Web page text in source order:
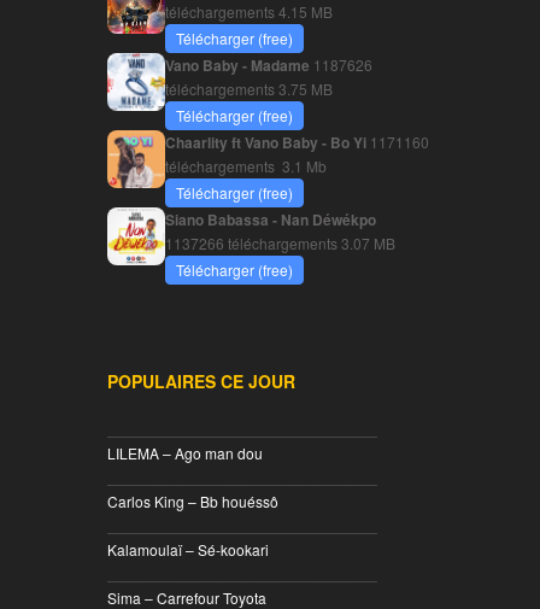
téléchargements4.15 MB
Télécharger (free)
Vano Baby - Madame 1187626
téléchargements3.75 MB
Télécharger (free)
Chaarlity ft Vano Baby - Bo Yi 1171160
téléchargements 3.1 Mb
Télécharger (free)
Siano Babassa - Nan Déwékpo
1137266 téléchargements3.07 MB
Télécharger (free)
POPULAIRES CE JOUR
LILEMA – Ago man dou
Carlos King – Bb houéssô
Kalamoulaï – Sé-kookari
Sima – Carrefour Toyota